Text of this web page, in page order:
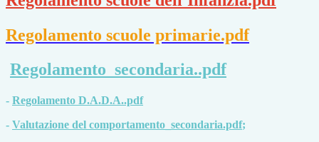
Regolamento scuole primarie.pdf
Regolamento_secondaria..pdf
- Regolamento D.A.D.A..pdf
- Valutazione del comportamento_secondaria.pdf;